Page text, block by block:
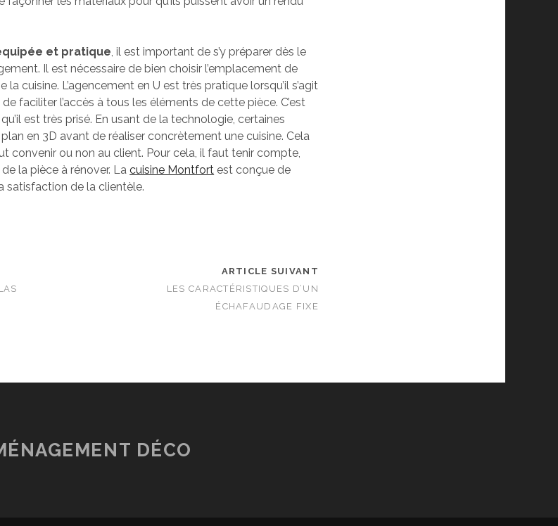
et pratique, il est important de s’y préparer dès le
Il est nécessaire de bien choisir l’emplacement de
cuisine. L’agencement en U est très pratique lorsqu’il s’agit
faciliter l’accès à tous les éléments de cette pièce. C’est
est très prisé. En usant de la technologie, certaines
en 3D avant de réaliser concrètement une cuisine. Cela
convenir ou non au client. Pour cela, il faut tenir compte,
la pièce à rénover. Lacuisine Montfort est conçue de
satisfaction de la clientèle.
ARTICLE SUIVANT
LES CARACTÉRISTIQUES D’UN
ÉCHAFAUDAGE FIXE
DÉCO